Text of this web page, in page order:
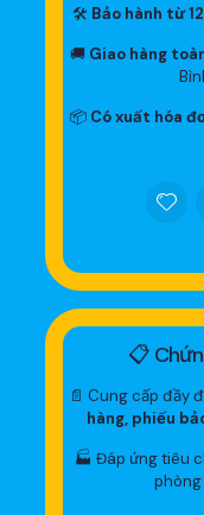
🛠 Bảo hành từ
🚚 Giao hàng
📦 Có xuất hóa
📋
📄 Cung cấp đầy
hàng, phiếu
🏭 Đáp ứng tiêu
phòng